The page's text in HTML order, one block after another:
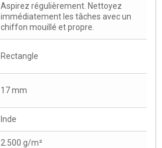
Aspirez régulièrement. Nettoyez
immédiatement les tâches avec un
chiffon mouillé et propre.
Rectangle
17 mm
Inde
2.500 g/m²